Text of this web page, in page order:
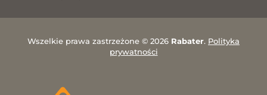
Wszelkie prawa zastrzeżone © 2026 Rabater. Polityka
prywatności